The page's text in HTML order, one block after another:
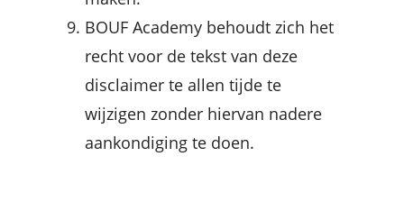
BOUF Academy behoudt zich het
recht voor de tekst van deze
disclaimer te allen tijde te
wijzigen zonder hiervan nadere
aankondiging te doen.